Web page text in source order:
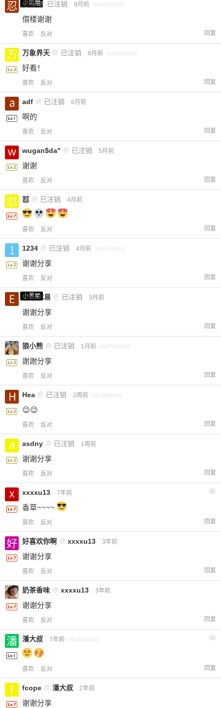
小黑屋
忍者 @ 已注销 8月前 via Android
借楼谢谢
喜欢 反对 回复
万象界天 @ 已注销 8月前 via Android
好看！
喜欢 反对 回复
adf @ 已注销 6月前
啊的
喜欢 反对 回复
wugan$da" @ 已注销 5月前
谢谢
喜欢 反对 回复
怼 @ 已注销 4月前
喜欢 反对 回复
1234 @ 已注销 4月前 via Android
谢谢分享
喜欢 反对 回复
小黑屋
Emp木易 @ 已注销 3月前
谢谢分享
喜欢 反对 回复
狼小熊 @ 已注销 1月前 via Android
謝謝分享
喜欢 反对 回复
Hea @ 已注销 2周前 via Android
😉😉
喜欢 反对 回复
asdny @ 已注销 1周前
谢谢分享
喜欢 反对 回复
xxxxu13 7年前 2
香草~~~~
喜欢 反对 回复
好喜欢你啊 @ xxxxu13 3年前
谢谢分享
喜欢 反对 回复
奶茶香味 @ xxxxu13 3年前
谢谢分享
喜欢 反对 回复
潘大叔 7年前 via Android 3
喜欢 反对 回复
fcope @ 潘大叔 2年前
谢谢分享